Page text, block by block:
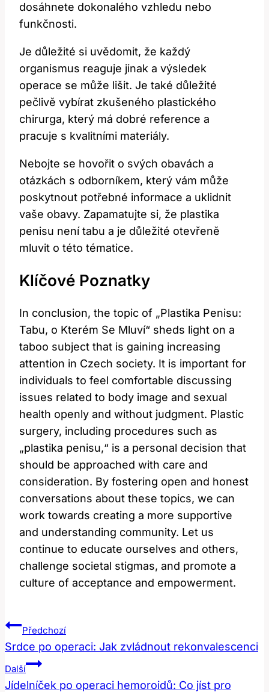
dosáhnete dokonalého vzhledu nebo
funkčnosti.
Je důležité si uvědomit, že každý
organismus reaguje jinak ⁣a výsledek
operace se může lišit. Je také ⁢důležité
pečlivě vybírat ‍zkušeného plastického⁤
chirurga, který má dobré reference a
pracuje⁣ s kvalitními materiály.
Nebojte se hovořit o svých obavách​ a⁤
otázkách s​ odborníkem, který vám může
poskytnout potřebné informace a​ uklidnit
vaše ⁢obavy. Zapamatujte si, že plastika
‌penisu není tabu a ⁣je důležité otevřeně
mluvit​ o této tématice.
Klíčové⁣ Poznatky
In conclusion, the topic of​ „Plastika Penisu:
Tabu, o Kterém Se Mluví“ sheds light⁣ on a
taboo subject that is gaining increasing
attention in Czech society. It​ is ⁢important⁤ for
individuals to​ feel comfortable discussing
issues related to body image and sexual
health openly and ‍without⁤ judgment. Plastic
surgery, including procedures such as
„plastika penisu,“ is​ a personal decision⁣ that
should​ be approached with care and
consideration. By fostering open and honest
conversations about these topics, we‌ can
work towards creating a more supportive
and ​understanding community. Let us⁣
continue to‍ educate ourselves and others,
challenge⁤ societal stigmas, and promote a
culture of acceptance ⁢and empowerment.
Navigace
Pro
Příspěvek
Předchozí
Srdce po operaci: Jak zvládnout rekonvalescenci
Další
Jídelníček po operaci hemoroidů: Co jíst pro